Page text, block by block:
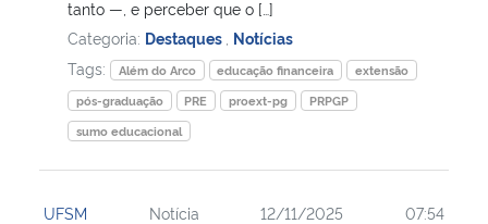
tanto —, e perceber que o […]
Categoria: Destaques Notícias
Tags:
Além do Arco educação financeira
extensão
pós-graduação
PRE proext-pg
PRPGP
sumo educacional
UFSM Notícia 12/11/2025 07:54